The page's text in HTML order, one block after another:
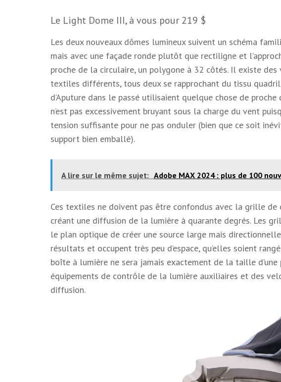
Le Light Dome III, à vous pour 219 $
Les deux nouveaux dômes lumineux suivent un schéma
mais avec une façade ronde plutôt que rectiligne et
proche de la circulaire, un polygone à 32 côtés. Il existe
textiles différents, tous deux se rapprochant du tissu
d’Aputure dans le passé utilisaient quelque chose de
n’est pas excessivement bruyant sous la charge du vent
tension suffisante pour ne pas onduler (bien que ce soit
support bien emballé).
A lire sur le même sujet: Adobe MAX 2024 : plus de 100
Ces textiles ne doivent pas être confondus avec la grille
créant une diffusion de la lumière à quarante degrés. Les
le plan optique de créer une source large mais
résultats et occupent très peu d’espace, qu’elles soient
boîte à lumière ne sera jamais exactement de la taille
équipements de contrôle de la lumière auxiliaires et des
diffusion.